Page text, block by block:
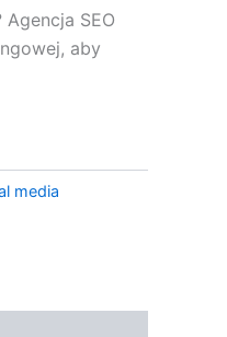
SEO
aby
media